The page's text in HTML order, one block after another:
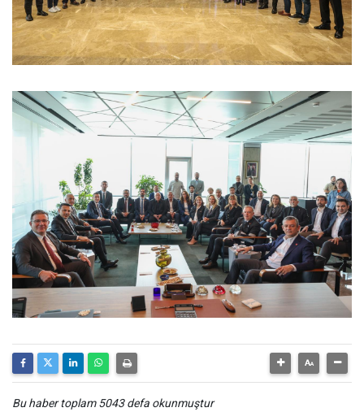
Bu haber toplam 5043 defa okunmuştur